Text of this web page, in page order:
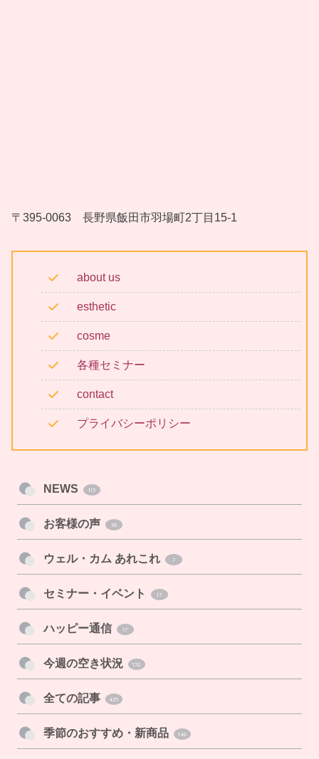
〒395-0063 長野県飯田市羽場町2丁目15-1
about us
esthetic
cosme
各種セミナー
contact
プライバシーポリシー
NEWS 113
お客様の声 30
ウェル・カム あれこれ 7
セミナー・イベント 17
ハッピー通信 17
今週の空き状況 132
全ての記事 425
季節のおすすめ・新商品 146